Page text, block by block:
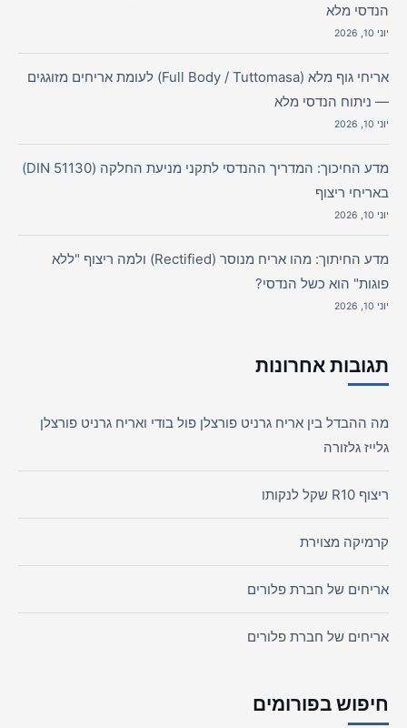
הנדסי מלא
יוני 10, 2026
אריחי גוף מלא (Full Body / Tuttomasa) לעומת אריחים מזוגגים
— ניתוח הנדסי מלא
יוני 10, 2026
מדע החיכוך: המדריך ההנדסי לתקני מניעת החלקה (DIN 51130)
באריחי ריצוף
יוני 10, 2026
מדע החיתוך: מהו אריח מנוסר (Rectified) ולמה ריצוף "ללא
פוגות" הוא כשל הנדסי?
יוני 10, 2026
תגובות אחרונות
מה ההבדל בין אריח גרניט פורצלן פול בודי ואריח גרניט פורצלן
גלייז גלזורה
ריצוף R10 שקל לנקותו
קרמיקה מצוירת
אריחים של חברת פלורים
אריחים של חברת פלורים
חיפוש בפורומים